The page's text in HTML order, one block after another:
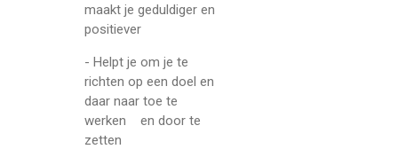
maakt je geduldiger en
positiever
- Helpt je om je te
richten op een doel en
daar naar toe te
werken en door te
zetten